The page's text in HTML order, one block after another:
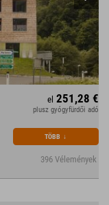
396 Vélemények
el 251,28 €
plusz gyógyfürdői adó
TÖBB ↓